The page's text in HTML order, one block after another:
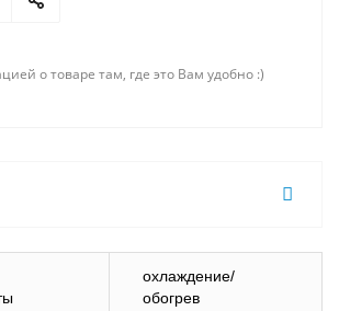
о товаре там, где это Вам удобно :)
охлаждение/
обогрев